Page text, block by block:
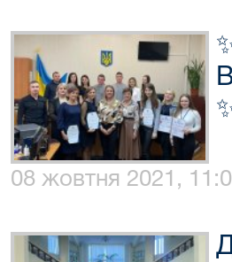
08 жовтня 2021,